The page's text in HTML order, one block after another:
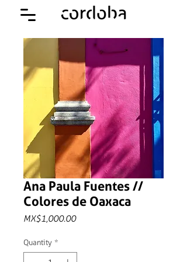
Ana Paula Fuentes //
Colores de Oaxaca
MX$1,000.00Price
Quantity *